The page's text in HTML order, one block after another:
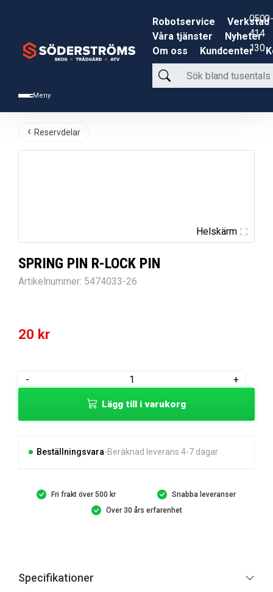
Meny
Robotservice
Verkstad
Våra tjänster
Nyheter
Om oss
Kundcenter
Sök
bland
produkter
0500-
414
130
Reservdelar
Helskärm
SPRING PIN R-LOCK PIN
Artikelnummer: 5474033-26
20 kr
-
SPRING
LOCK
mängd
+
Lägg till i varukorg
Beställningsvara Beräknad leverans 4-7 dagar
Fri frakt över 500 kr
Snabba leveranser
Över 30 års erfarenhet
Specifikationer